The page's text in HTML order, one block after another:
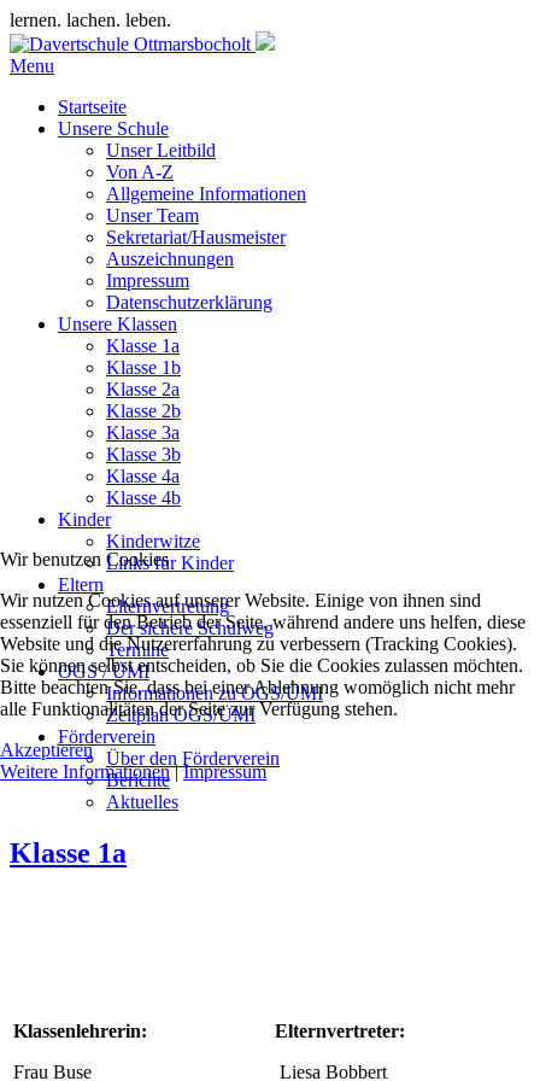
lernen. lachen. leben.
Menu
Startseite
Unsere Schule
Unser Leitbild
Von A-Z
Allgemeine Informationen
Unser Team
Sekretariat/Hausmeister
Auszeichnungen
Impressum
Datenschutzerklärung
Unsere Klassen
Klasse 1a
Klasse 1b
Klasse 2a
Klasse 2b
Klasse 3a
Klasse 3b
Klasse 4a
Klasse 4b
Kinder
Kinderwitze
Links für Kinder
Eltern
Elternvertretung
Der sichere Schulweg
Termine
OGS / ÜMI
Informationen zu OGS/ÜMI
Zeitplan OGS/ÜMI
Förderverein
Über den Förderverein
Berichte
Aktuelles
Klasse 1a
Klassenlehrerin:
Frau Buse
Elternvertreter:
Liesa Bobbert
Wir benutzen Cookies
Wir nutzen Cookies auf unserer Website. Einige von ihnen sind
essenziell für den Betrieb der Seite, während andere uns helfen, diese
Website und die Nutzererfahrung zu verbessern (Tracking Cookies).
Sie können selbst entscheiden, ob Sie die Cookies zulassen möchten.
Bitte beachten Sie, dass bei einer Ablehnung womöglich nicht mehr
alle Funktionalitäten der Seite zur Verfügung stehen.
Akzeptieren
Weitere Informationen|Impressum